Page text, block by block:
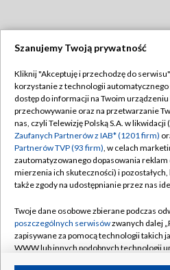
TVP
Abonament TVP
Emisja w TVP
Centrum informacji TVP
Naziemna Telewizja Cyfrowa
Rada Programowa
System NOS
Informacje o nadawcy
Polityka
Moje
Szanujemy Twoją prywatność
Kliknij "Akceptuję i przechodzę do
korzystanie z technologii automatycznego
dostęp do informacji na Twoim
przechowywanie oraz na przetwarzanie
nas, czyli Telewizję Polską S.A. w likwidacji
Zaufanych Partnerów z IAB* (1201 firm)
Partnerów TVP (93 firm), w celach
zautomatyzowanego dopasowania
mierzenia ich skuteczności) i
także zgody na udostępnianie przez nas
Twoje dane osobowe zbierane podczas
poszczególnych serwisówzwanych dalej
zapisywane za pomocą technologii takich
WWW lub innych podobnych technologii